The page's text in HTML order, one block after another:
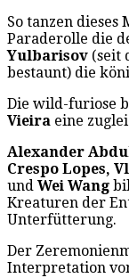
So tanzen dieses
Paraderolle die
Yulbarisov (seit
bestaunt) die
Die wild-furiose
Vieira eine
Alexander
Crespo Lopes,
und Wei Wang
Kreaturen der
Unterfütterung.
Der
Interpretation